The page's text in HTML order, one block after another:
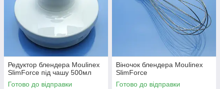
Редуктор блендера Moulinex
SlimForce під чашу 500мл
Готово до відправки
Віночок блендера Moulinex
SlimForce
Готово до відправки